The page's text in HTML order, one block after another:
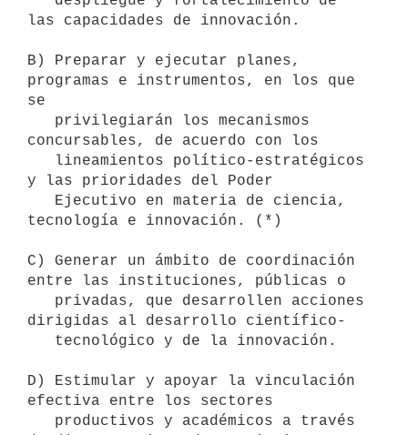
las capacidades de innovación.
B) Preparar y ejecutar planes,
programas e instrumentos, en los que
se
concursables, de acuerdo con los
y las prioridades del Poder
tecnología e innovación. (*)
C) Generar un ámbito de coordinación
entre las instituciones, públicas o
dirigidas al desarrollo científico-
D) Estimular y apoyar la vinculación
efectiva entre los sectores